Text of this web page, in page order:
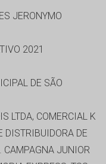
JERONYMO
2021
DE SÃO
LTDA, COMERCIAL K
DISTRIBUIDORA DE
CAMPAGNA JUNIOR